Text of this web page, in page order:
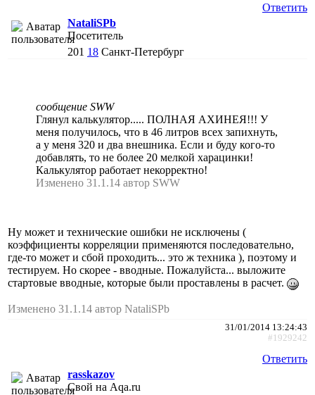
Ответить
NataliSPb
Посетитель
201 18 Санкт-Петербург
сообщение SWW
Глянул калькулятор..... ПОЛНАЯ АХИНЕЯ!!! У
меня получилось, что в 46 литров всех запихнуть,
а у меня 320 и два внешника. Если и буду кого-то
добавлять, то не более 20 мелкой харацинки!
Калькулятор работает некорректно!
Изменено 31.1.14 автор SWW
Ну может и технические ошибки не исключены (
коэффициенты корреляции применяются последовательно,
где-то может и сбой проходить... это ж техника ), поэтому и
тестируем. Но скорее - вводные. Пожалуйста... выложите
стартовые вводные, которые были проставлены в расчет.
Изменено 31.1.14 автор NataliSPb
31/01/2014 13:24:43
#1929242
Ответить
rasskazov
Свой на Aqa.ru